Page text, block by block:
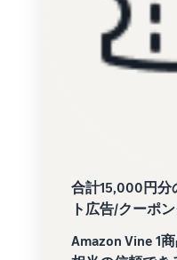
合計15,000円分
ト広告/クーポ
Amazon Vine 1